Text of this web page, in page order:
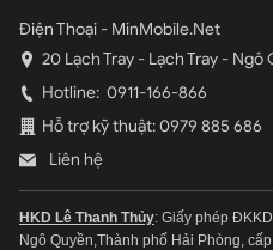
Điện Thoại - MinMobile.Net
20 Lạch Tray - Lạch Tray - Ngô
Hotline: 0911-166-866
Hỗ trợ kỹ thuật: 0979 885 686
Liên hệ
HKD Lê Thanh Thủy: Giấy phép
Ngô Quyền,Thành phố Hải Phòng,